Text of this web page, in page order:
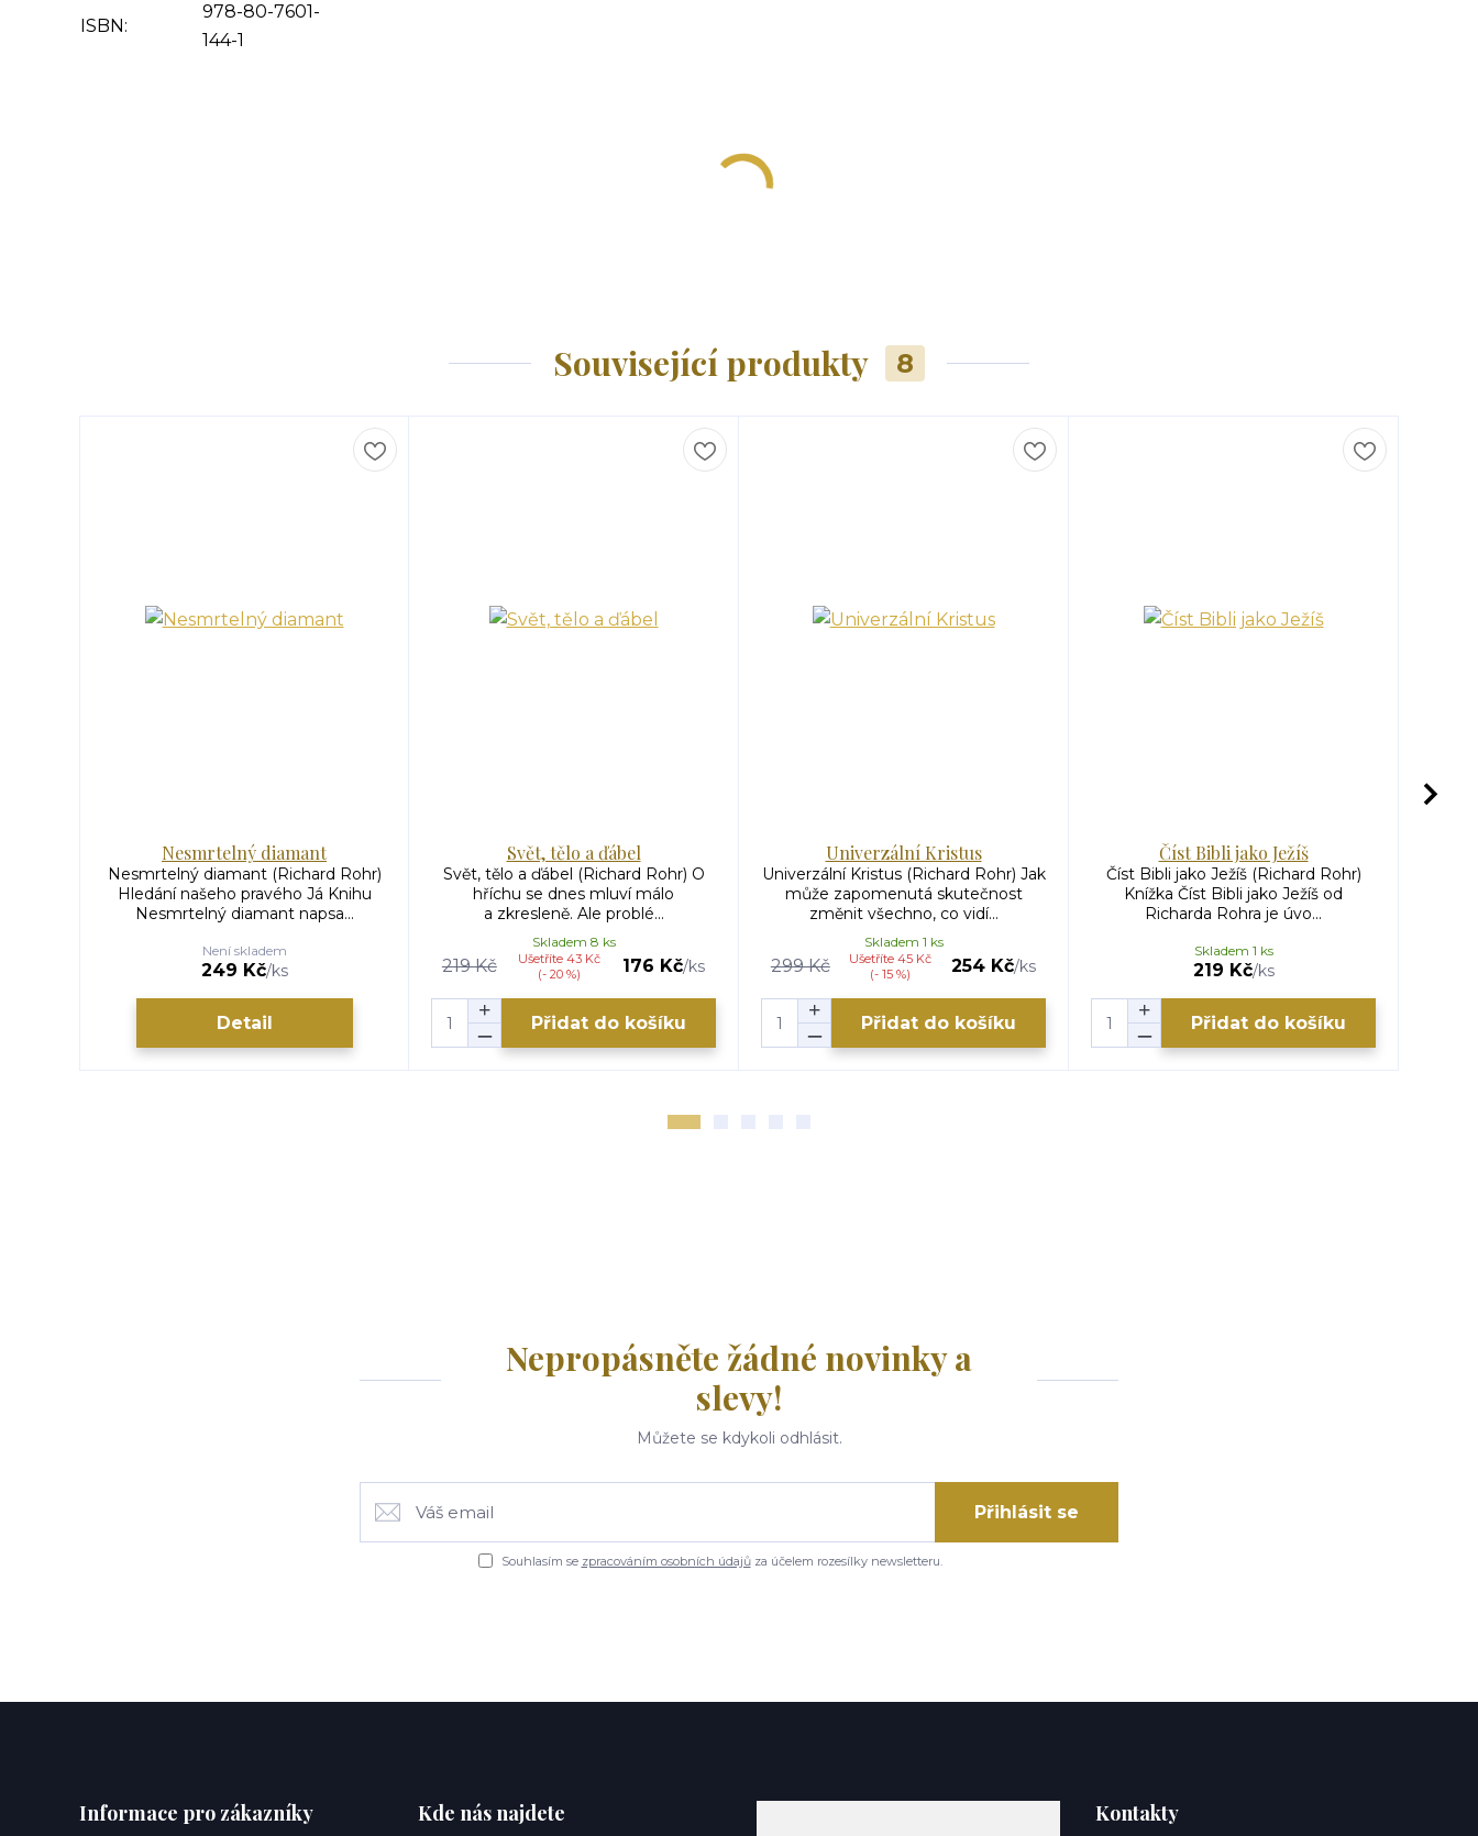
ISBN:
978-80-7601-
144-1
Související produkty 8
Nesmrtelný diamant
Nesmrtelný diamant (Richard Rohr)
Hledání našeho pravého Já Knihu
Nesmrtelný diamant napsa...
249 Kč/ks
Není skladem
Detail
Svět, tělo a ďábel
Svět, tělo a ďábel (Richard Rohr) O
hříchu se dnes mluví málo
a zkresleně. Ale problé...
219 Kč
Ušetříte 43 Kč
(- 20 %)
176 Kč/ks
Skladem 8 ks
Přidat do košíku
Univerzální Kristus
Univerzální Kristus (Richard Rohr) Jak
může zapomenutá skutečnost
změnit všechno, co vidí...
299 Kč
Ušetříte 45 Kč
(- 15 %)
254 Kč/ks
Skladem 1 ks
Přidat do košíku
Číst Bibli jako Ježíš
Číst Bibli jako Ježíš (Richard Rohr)
Knížka Číst Bibli jako Ježíš od
Richarda Rohra je úvo...
219 Kč/ks
Skladem 1 ks
Přidat do košíku
Nepropásněte žádné novinky a
slevy!
Můžete se kdykoli odhlásit.
Přihlásit se
Souhlasím se zpracováním osobních údajůza účelem rozesílky newsletteru.
Informace pro zákazníky Kde nás najdete Kontakty